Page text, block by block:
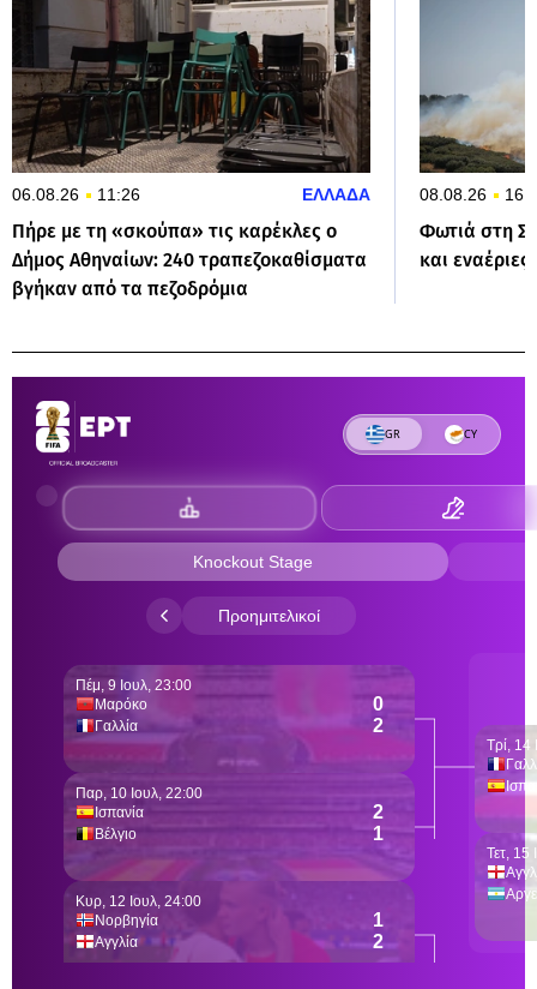
06.08.26 11:26 ΕΛΛΑΔΑ
Πήρε με τη «σκούπα» τις καρέκλες ο
Δήμος Αθηναίων: 240 τραπεζοκαθίσματα
βγήκαν από τα πεζοδρόμια
08.08.26
Φωτιά στη
και